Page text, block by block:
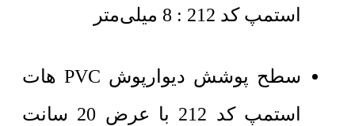
استمپ کد 212 : 8 میلی‌متر
سطح پوشش دیوارپوش PVC هات
استمپ کد 212 با عرض 20 سانت